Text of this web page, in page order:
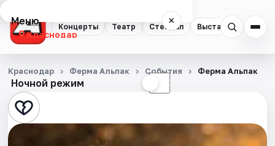
Концерты Театр Стендап Выставки
Меню ×
Краснодар
Концерты
Театр
Стендап
Ночной режим ☾
Краснодар Ферма Альпак События Ферма Альпак